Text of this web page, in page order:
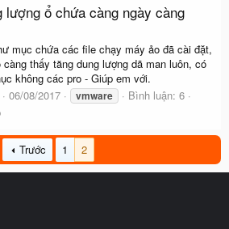
lượng ổ chứa càng ngày càng
mục chứa các file chạy máy ảo đã cài đặt,
thấy tăng dung lượng dã man luôn, có
không các pro - Giúp em với.
06/08/2017 vmware
Bình luận: 6
Trước 1 2